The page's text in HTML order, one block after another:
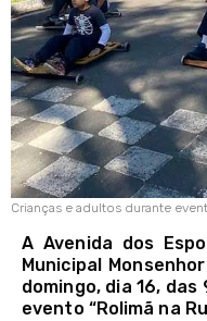
Crianças e adultos durante
A Avenida dos
Municipal
domingo, dia 16, das
evento “Rolimã na